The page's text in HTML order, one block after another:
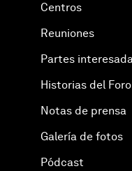
Centros
Reuniones
Partes
Historias del Foro
Notas de prensa
Galería de fotos
Pódcast